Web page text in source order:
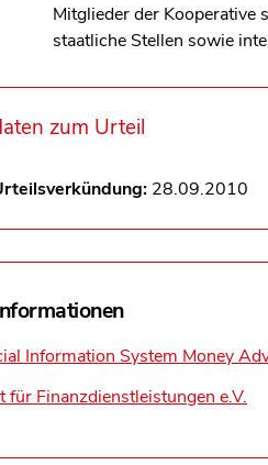
Mitglieder der Kooperative
staatliche Stellen sowie
zum Urteil
28.09.2010
Information System Money
für Finanzdienstleistungen e.V.